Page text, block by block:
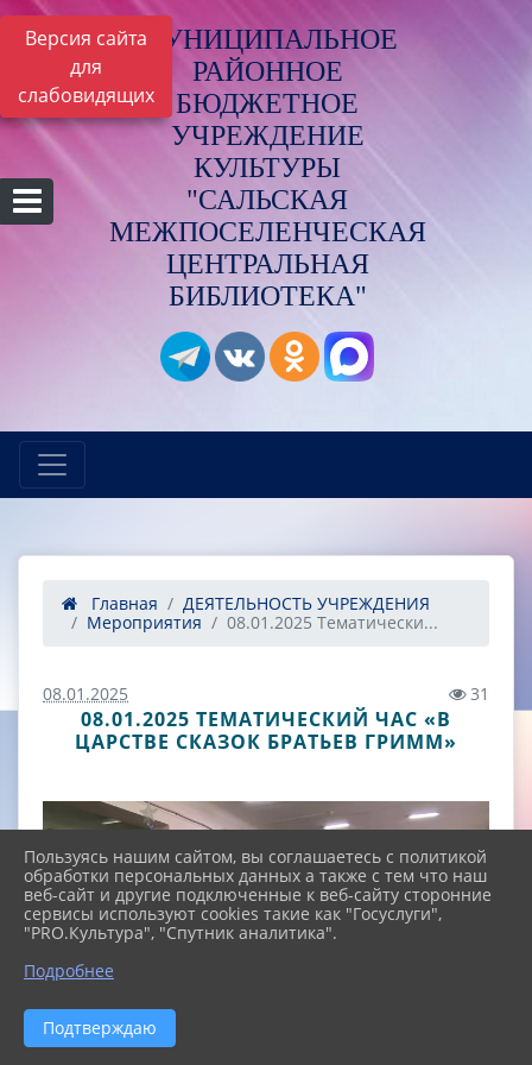
Версия сайта
для
слабовидящих
МУНИЦИПАЛЬНОЕ
РАЙОННОЕ
БЮДЖЕТНОЕ
УЧРЕЖДЕНИЕ
КУЛЬТУРЫ
"САЛЬСКАЯ
МЕЖПОСЕЛЕНЧЕСКАЯ
ЦЕНТРАЛЬНАЯ
БИБЛИОТЕКА"
Главная
ДЕЯТЕЛЬНОСТЬ УЧРЕЖДЕНИЯ
Мероприятия
08.01.2025 Тематически...
08.01.2025 31
08.01.2025 ТЕМАТИЧЕСКИЙ ЧАС «В
ЦАРСТВЕ СКАЗОК БРАТЬЕВ ГРИММ»
Пользуясь нашим сайтом, вы соглашаетесь с политикой
обработки персональных данных а также с тем что наш
веб-сайт и другие подключенные к веб-сайту сторонние
сервисы используют cookies такие как "Госуслуги",
"PRO.Культура", "Спутник аналитика".
Подробнее
Подтверждаю